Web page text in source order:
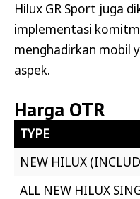
Hilux GR Sport juga
implementasi
menghadirkan mobil
aspek.
Harga OTR
TYPE
NEW HILUX
ALL NEW HILUX